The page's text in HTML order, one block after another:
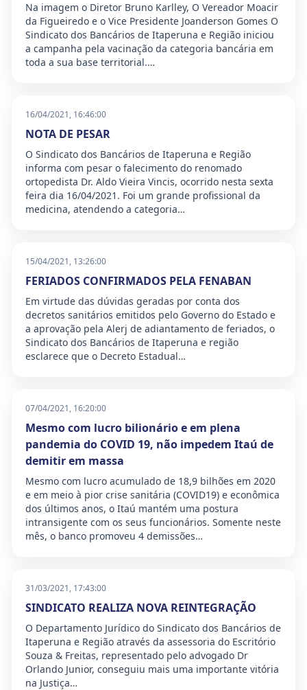
Na imagem o Diretor Bruno Karlley, O Vereador Moacir
da Figueiredo e o Vice Presidente Joanderson Gomes O
Sindicato dos Bancários de Itaperuna e Região iniciou
a campanha pela vacinação da categoria bancária em
toda a sua base territorial.…
16/04/2021, 16:46:00
NOTA DE PESAR
O Sindicato dos Bancários de Itaperuna e Região
informa com pesar o falecimento do renomado
ortopedista Dr. Aldo Vieira Vincis, ocorrido nesta sexta
feira dia 16/04/2021. Foi um grande profissional da
medicina, atendendo a categoria…
15/04/2021, 13:26:00
FERIADOS CONFIRMADOS PELA FENABAN
Em virtude das dúvidas geradas por conta dos
decretos sanitários emitidos pelo Governo do Estado e
a aprovação pela Alerj de adiantamento de feriados, o
Sindicato dos Bancários de Itaperuna e região
esclarece que o Decreto Estadual…
07/04/2021, 16:20:00
Mesmo com lucro bilionário e em plena
pandemia do COVID 19, não impedem Itaú de
demitir em massa
Mesmo com lucro acumulado de 18,9 bilhões em 2020
e em meio à pior crise sanitária (COVID19) e econômica
dos últimos anos, o Itaú mantém uma postura
intransigente com os seus funcionários. Somente neste
mês, o banco promoveu 4 demissões…
31/03/2021, 17:43:00
SINDICATO REALIZA NOVA REINTEGRAÇÃO
O Departamento Jurídico do Sindicato dos Bancários de
Itaperuna e Região através da assessoria do Escritório
Souza & Freitas, representado pelo advogado Dr
Orlando Junior, conseguiu mais uma importante vitória
na Justiça…